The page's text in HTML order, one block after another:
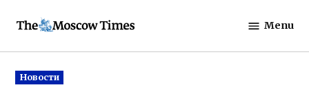
Moscow
Menu
Posted
in
Новости